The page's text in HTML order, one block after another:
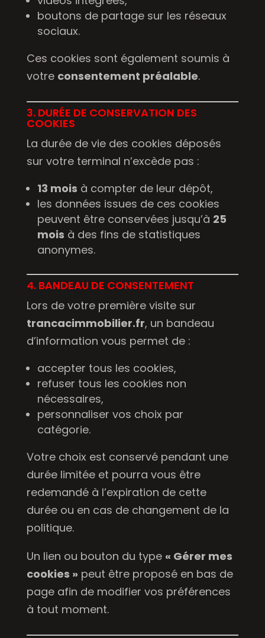
boutons de partage sur les réseaux
sociaux.
Ces cookies sont également soumis à
votre consentement préalable.
3. DURÉE DE CONSERVATION DES
COOKIES
La durée de vie des cookies déposés
sur votre terminal n’excède pas :
13 mois à compter de leur dépôt,
les données issues de ces cookies
peuvent être conservées jusqu’à 25
mois à des fins de statistiques
anonymes.
4. BANDEAU DE CONSENTEMENT
Lors de votre première visite sur
trancacimmobilier.fr, un bandeau
d’information vous permet de :
accepter tous les cookies,
refuser tous les cookies non
nécessaires,
personnaliser vos choix par
catégorie.
Votre choix est conservé pendant une
durée limitée et pourra vous être
redemandé à l’expiration de cette
durée ou en cas de changement de la
politique.
Un lien ou bouton du type « Gérer mes
cookies » peut être proposé en bas de
page afin de modifier vos préférences
à tout moment.